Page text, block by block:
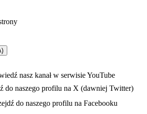
- otwiera się w nowej karcie
nasz kanał w serwisie YouTube
nowej karcie
do naszego profilu na X (dawniej Twitter)
- otwiera się w nowej karcie
do naszego profilu na Facebooku